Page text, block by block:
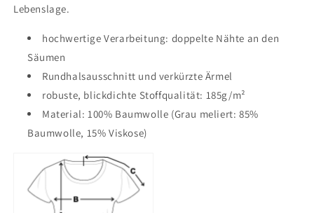
Lebenslage.
hochwertige Verarbeitung: doppelte Nähte an den
Säumen
Rundhalsausschnitt und verkürzte Ärmel
robuste, blickdichte Stoffqualität: 185g/m²
Material: 100% Baumwolle (Grau meliert: 85%
Baumwolle, 15% Viskose)